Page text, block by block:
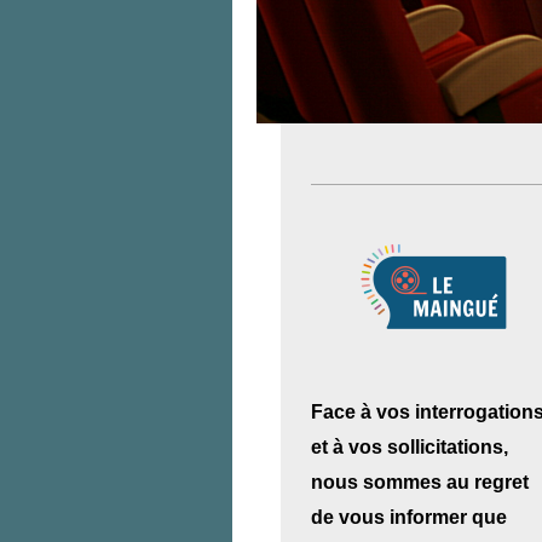
Face à vos
et à vos sollicitations,
nous sommes au regret
de vous informer que